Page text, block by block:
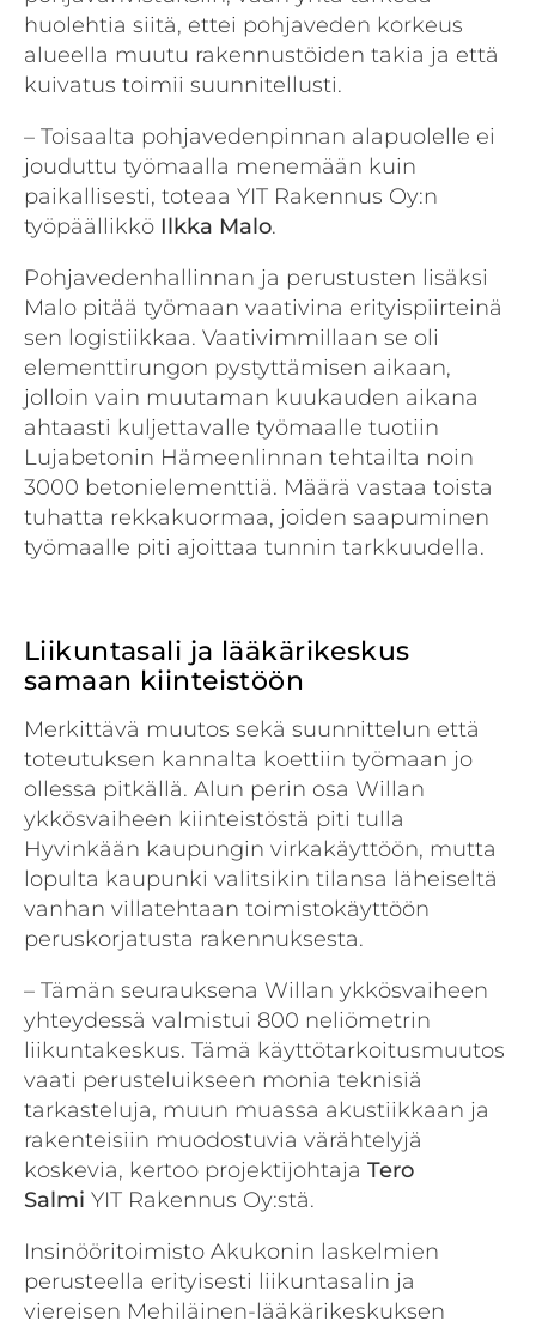
huolehtia siitä, ettei pohjaveden korkeus
alueella muutu rakennustöiden takia ja että
kuivatus toimii suunnitellusti.
– Toisaalta pohjavedenpinnan alapuolelle ei
jouduttu työmaalla menemään kuin
paikallisesti, toteaa YIT Rakennus Oy:n
työpäällikkö Ilkka Malo.
Pohjavedenhallinnan ja perustusten lisäksi
Malo pitää työmaan vaativina erityispiirteinä
sen logistiikkaa. Vaativimmillaan se oli
elementtirungon pystyttämisen aikaan,
jolloin vain muutaman kuukauden aikana
ahtaasti kuljettavalle työmaalle tuotiin
Lujabetonin Hämeenlinnan tehtailta noin
3000 betonielementtiä. Määrä vastaa toista
tuhatta rekkakuormaa, joiden saapuminen
työmaalle piti ajoittaa tunnin tarkkuudella.
Liikuntasali ja lääkärikeskus
samaan kiinteistöön
Merkittävä muutos sekä suunnittelun että
toteutuksen kannalta koettiin työmaan jo
ollessa pitkällä. Alun perin osa Willan
ykkösvaiheen kiinteistöstä piti tulla
Hyvinkään kaupungin virkakäyttöön, mutta
lopulta kaupunki valitsikin tilansa läheiseltä
vanhan villatehtaan toimistokäyttöön
peruskorjatusta rakennuksesta.
– Tämän seurauksena Willan ykkösvaiheen
yhteydessä valmistui 800 neliömetrin
liikuntakeskus. Tämä käyttötarkoitusmuutos
vaati perusteluikseen monia teknisiä
tarkasteluja, muun muassa akustiikkaan ja
rakenteisiin muodostuvia värähtelyjä
koskevia, kertoo projektijohtaja Tero
Salmi YIT Rakennus Oy:stä.
Insinööritoimisto Akukonin laskelmien
perusteella erityisesti liikuntasalin ja
viereisen Mehiläinen-lääkärikeskuksen